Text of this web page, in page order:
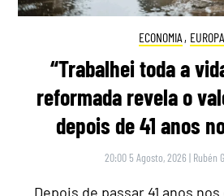
ECONOMIA , EUROPA
“Trabalhei toda a
reformada revela o
depois de 41 anos
20:00 5 Agosto, 2026 | Rubén
Depois de passar 41 anos